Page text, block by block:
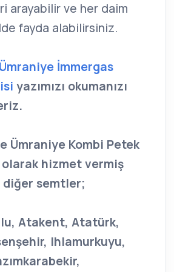
arayabilir ve her daim
fayda alabilirsiniz.
Ümraniye İmmergas
yazımızı okumanızı
Ümraniye Kombi Petek
hizmet vermiş
diğer semtler;
Atakent, Atatürk,
Ihlamurkuyu,